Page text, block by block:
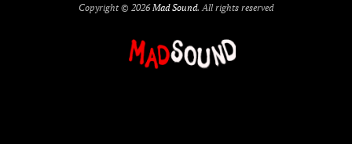
Copyright © 2026Mad Sound. All rights reserved